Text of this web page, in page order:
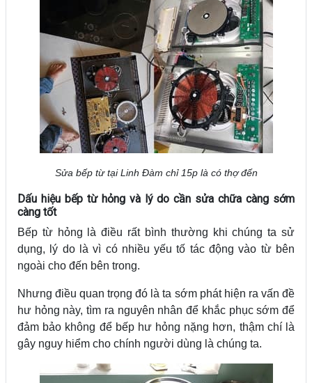
Sửa bếp từ tại Linh Đàm chỉ 15p là có thợ đến
Dấu hiệu bếp từ hỏng và lý do cần sửa chữa càng sớm
càng tốt
Bếp từ hỏng là điều rất bình thường khi chúng ta sử
dụng, lý do là vì có nhiều yếu tố tác động vào từ bên
ngoài cho đến bên trong.
Nhưng điều quan trọng đó là ta sớm phát hiện ra vấn đề
hư hỏng này, tìm ra nguyên nhân để khắc phục sớm để
đảm bảo không để bếp hư hỏng nặng hơn, thậm chí là
gây nguy hiểm cho chính người dùng là chúng ta.